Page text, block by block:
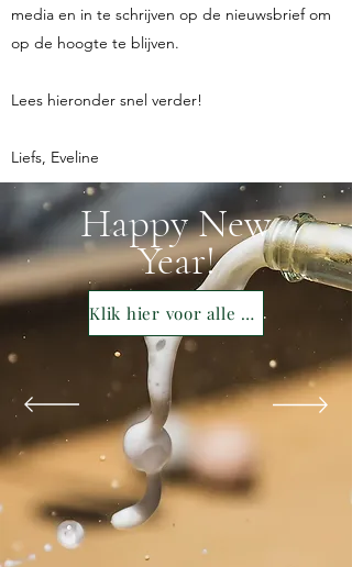
media en in te schrijven op de nieuwsbrief om
op de hoogte te blijven.
Lees hieronder snel verder!
Liefs, Eveline
Happy New
Year!
Klik hier voor alle oud & nieuw tips